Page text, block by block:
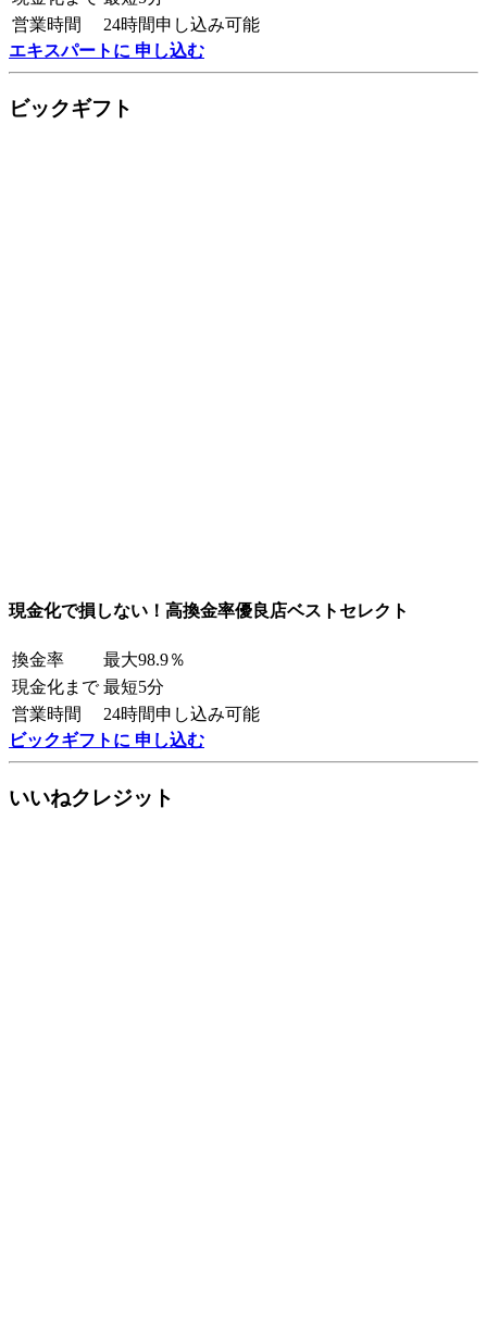
営業時間
24時間申し込み可能
エキスパートに 申し込む
ビックギフト
現金化で損しない！高換金率優良店ベストセレクト
換金率
最大98.9％
現金化まで 最短5分
営業時間
24時間申し込み可能
ビックギフトに 申し込む
いいねクレジット